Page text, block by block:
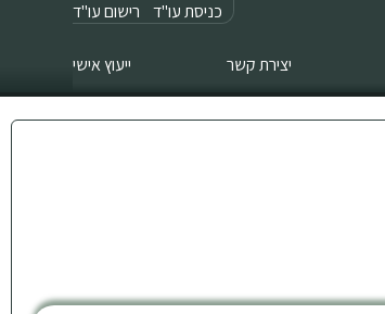
כניסת עו"ד רישום עו"ד
יצירת קשר ייעוץ אישי